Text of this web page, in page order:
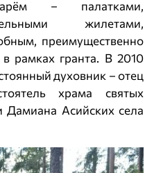
– палатками,
жилетами,
преимущественно
рамках гранта. В 2010
духовник – отец
храма святых
Дамиана Асийских села